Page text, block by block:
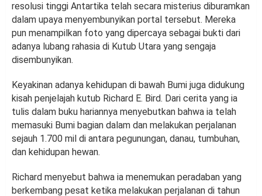
resolusi tinggi Antartika telah secara misterius diburamkan
dalam upaya menyembunyikan portal tersebut. Mereka
pun menampilkan foto yang dipercaya sebagai bukti dari
adanya lubang rahasia di Kutub Utara yang sengaja
disembunyikan.
Keyakinan adanya kehidupan di bawah Bumi juga didukung
kisah penjelajah kutub Richard E. Bird. Dari cerita yang ia
tulis dalam buku hariannya menyebutkan bahwa ia telah
memasuki Bumi bagian dalam dan melakukan perjalanan
sejauh 1.700 mil di antara pegunungan, danau, tumbuhan,
dan kehidupan hewan.
Richard menyebut bahwa ia menemukan peradaban yang
berkembang pesat ketika melakukan perjalanan di tahun